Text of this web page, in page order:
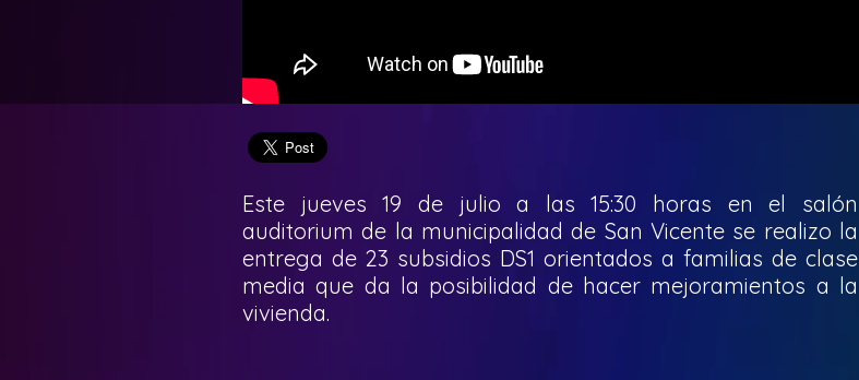
Este jueves 19 de julio a las 15:30 horas en el salón
auditorium de la municipalidad de San Vicente se realizo la
entrega de 23 subsidios DS1 orientados a familias de clase
media que da la posibilidad de hacer mejoramientos a la
vivienda.